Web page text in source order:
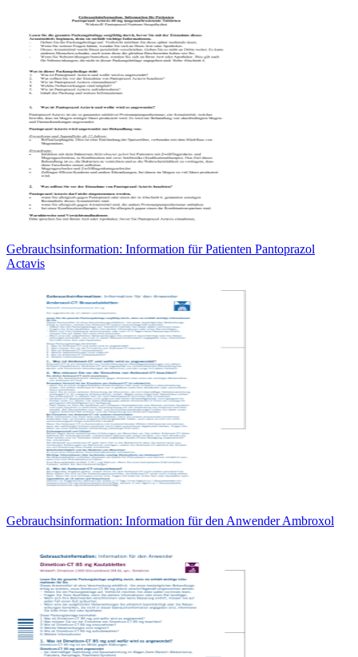
Gebrauchsinformation: Information für Patienten Pantoprazol
Actavis
Gebrauchsinformation: Information für den Anwender Ambroxol